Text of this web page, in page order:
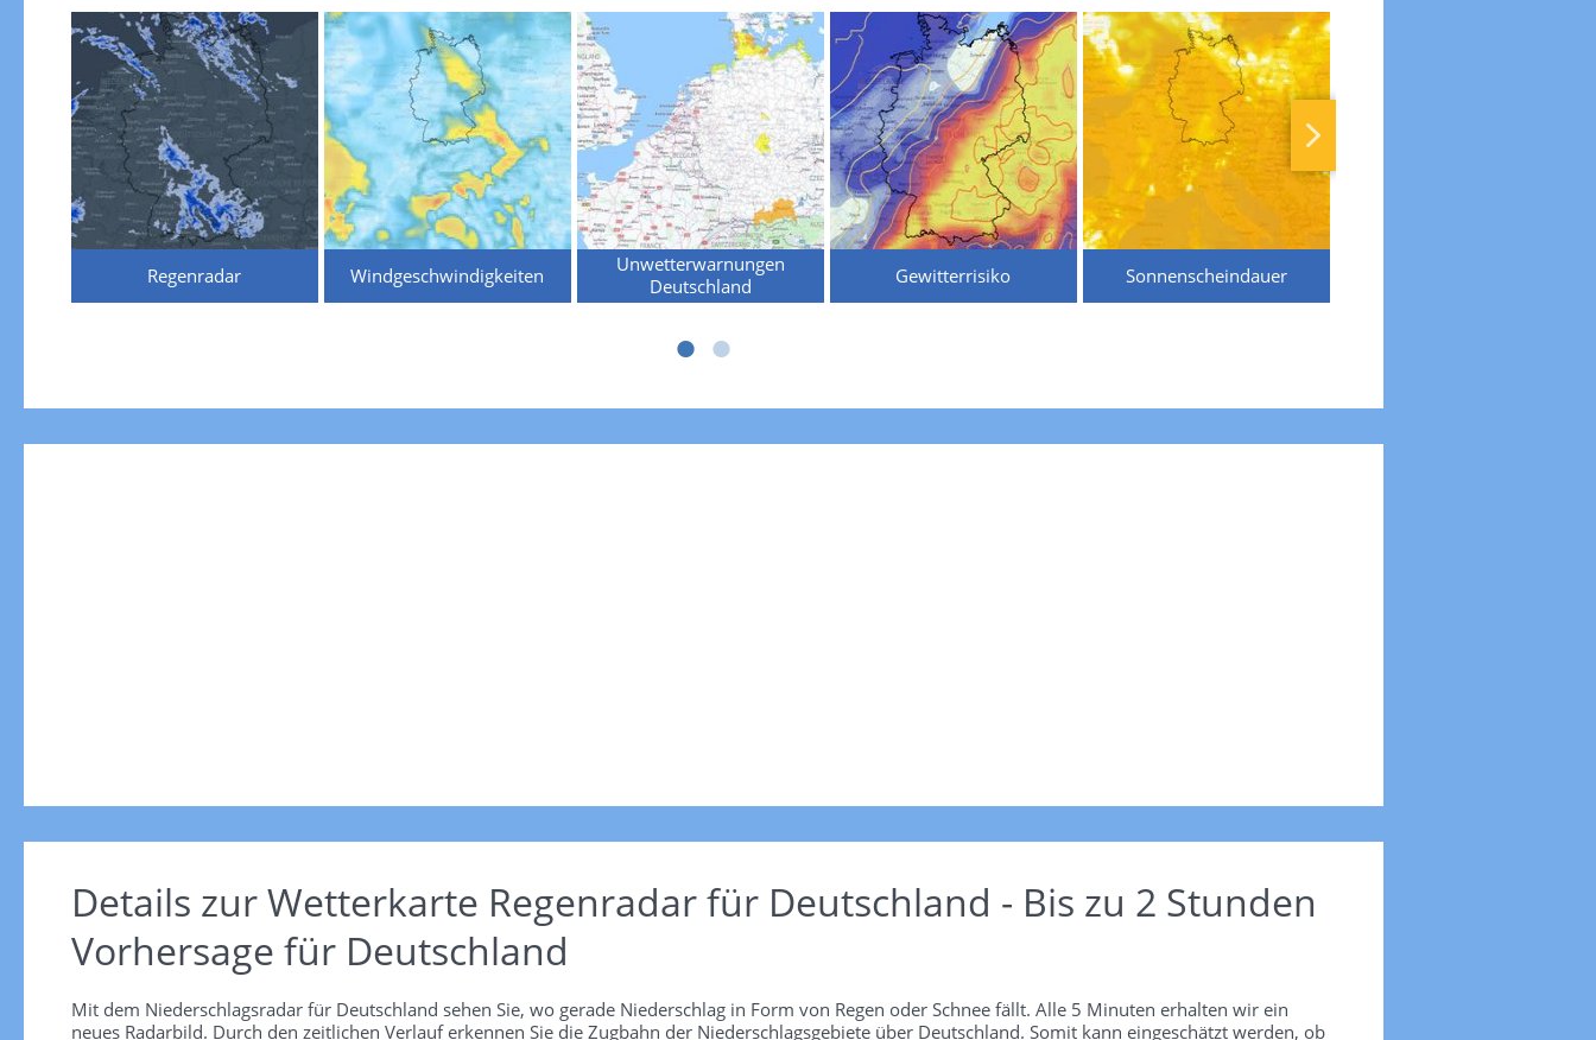
Regenradar Windgeschwindigkeiten
Unwetterwarnungen
Deutschland
Gewitterrisiko Sonnenscheindauer
Details zur Wetterkarte Regenradar für Deutschland - Bis zu 2 Stunden
Vorhersage für Deutschland
Mit dem Niederschlagsradar für Deutschland sehen Sie, wo gerade Niederschlag in Form von Regen oder Schnee fällt. Alle 5 Minuten erhalten wir ein
neues Radarbild. Durch den zeitlichen Verlauf erkennen Sie die Zugbahn der Niederschlagsgebiete über Deutschland. Somit kann eingeschätzt werden, ob